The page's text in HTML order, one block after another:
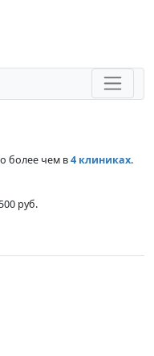
более чем в4 клиниках.
руб.